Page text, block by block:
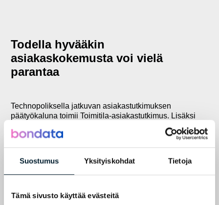
Suostumus Yksityiskohdat Tietoja
Tämä sivusto käyttää evästeitä
Todella hyvääkin
asiakaskokemusta voi vielä
parantaa
Technopoliksella jatkuvan asiakastutkimuksen
päätyökaluna toimii Toimitila-asiakastutkimus. Lisäksi
yrityksessä tutkitaan jatkuvasti muun muassa myynnin
toimintaa sekä seurataan ravintoloiden
asiakkaita ja meitä on helppo lähestyä.